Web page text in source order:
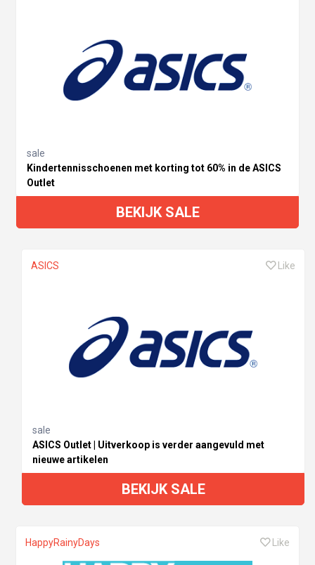
sale
Kindertennisschoenen met korting tot 60% in de ASICS
Outlet
BEKIJK SALE
ASICS Like
sale
ASICS Outlet | Uitverkoop is verder aangevuld met
nieuwe artikelen
BEKIJK SALE
HappyRainyDays Like